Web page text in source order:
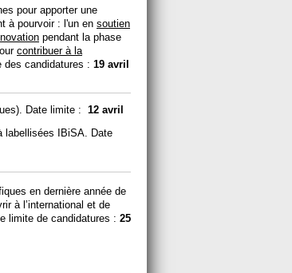
pour apporter une
à pourvoir : l'un en soutien
pendant la phase
contribuer à la
des candidatures : 19 avril
Date limite : 12 avril
labellisées IBiSA. Date
en dernière année de
à l’international et de
limite de candidatures : 25